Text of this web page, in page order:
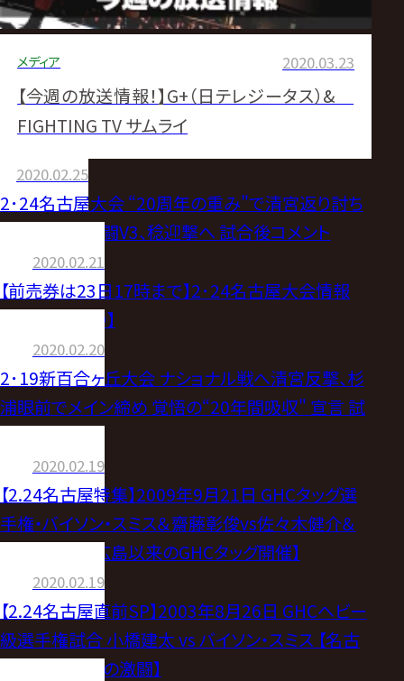
メディア 2020.03.23
【今週の放送情報！】G+（日テレジータス）&
FIGHTING TV サムライ
2020.02.25
2･24名古屋大会 “20周年の重み"で清宮返り討ち
杉浦故郷で激闘V3、稔迎撃へ 試合後コメント
2020.02.21
【前売券は23日17時まで】2･24名古屋大会情報
【追記事項あり】
2020.02.20
2･19新百合ヶ丘大会 ナショナル戦へ清宮反撃、杉
浦眼前でメイン締め 覚悟の“20年間吸収" 宣言 試
2020.02.19
【2.24名古屋特集】2009年9月21日 GHCタッグ選
手権・バイソン・スミス＆齋藤彰俊vs佐々木健介＆
森嶋猛【6.13広島以来のGHCタッグ開催】
2020.02.19
【2.24名古屋直前SP】2003年8月26日 GHCヘビー
級選手権試合 小橋建太 vs バイソン・スミス 【名古
屋国際会議場の激闘】